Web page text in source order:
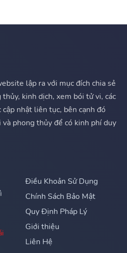
lập ra với mục đích chia sẻ
kinh dịch, xem bói tử vi, các
nhật liên tục, bên cạnh đó
phong thủy để có kinh phí duy
Điều Khoản Sử Dụng
Chính Sách Bảo Mật
Quy Định Pháp Lý
Giới thiệu
Liên Hệ